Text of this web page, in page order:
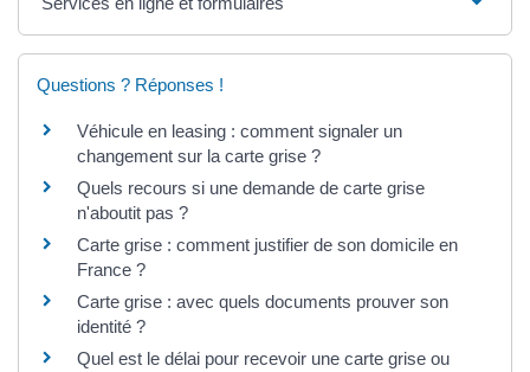
Questions ? Réponses !
Véhicule en leasing : comment signaler un
changement sur la carte grise ?
Quels recours si une demande de carte grise
n'aboutit pas ?
Carte grise : comment justifier de son domicile en
France ?
Carte grise : avec quels documents prouver son
identité ?
Quel est le délai pour recevoir une carte grise ou